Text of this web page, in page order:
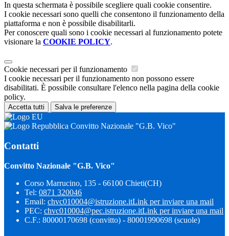
In questa schermata è possibile scegliere quali cookie consentire.
I cookie necessari sono quelli che consentono il funzionamento della
piattaforma e non è possibile disabilitarli.
Per conoscere quali sono i cookie necessari al funzionamento potete
visionare la COOKIE POLICY.
Cookie necessari per il funzionamento
I cookie necessari per il funzionamento non possono essere
disabilitati. È possibile consultare l'elenco nella pagina della cookie
policy.
Accetta tutti Salva le preferenze
Convitto Nazionale "G.B. Vico"
Contatti
Convitto Nazionale "G.B. Vico"
Corso Marrucino, 135 - 66100 Chieti(CH)
Tel: 0871 320046
Email: chvc010004@istruzione.itLink per inviare una mail
PEC: chvc010004@pec.istruzione.itLink per inviare una mail
C.F.: 80000170698 (convitto) - 80001990698 (scuole)